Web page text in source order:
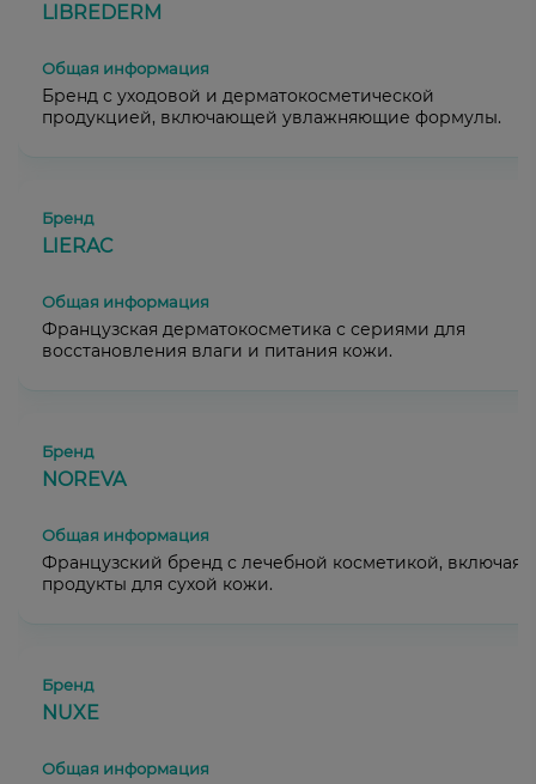
LIBREDERM
Бренд с уходовой и дерматокосметической
продукцией, включающей увлажняющие формулы.
LIERAC
Французская дерматокосметика с сериями для
восстановления влаги и питания кожи.
NOREVA
Французский бренд с лечебной косметикой, включая
продукты для сухой кожи.
NUXE